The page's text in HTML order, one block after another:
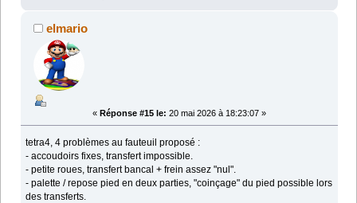
elmario
« Réponse #15 le: 20 mai 2026 à 18:23:07 »
tetra4, 4 problèmes au fauteuil proposé :
- accoudoirs fixes, transfert impossible.
- petite roues, transfert bancal + frein assez "nul".
- palette / repose pied en deux parties, "coinçage" du pied possible lors
des transferts.